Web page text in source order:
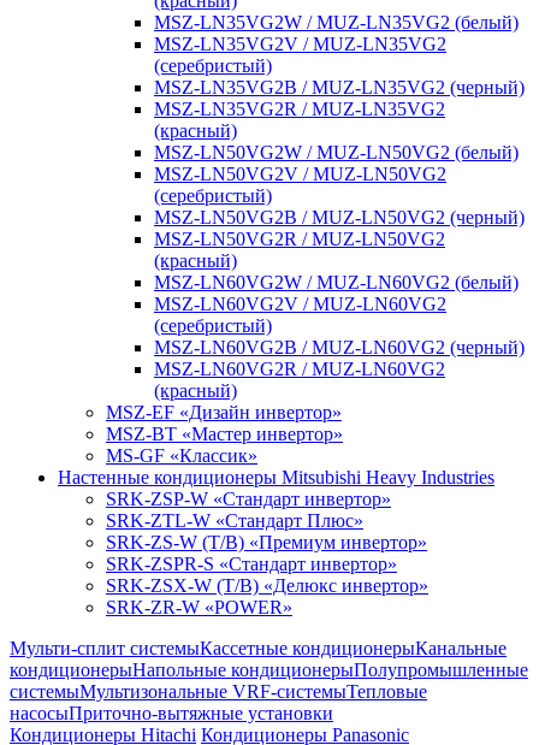
MSZ-LN35VG2W / MUZ-LN35VG2 (белый)
MSZ-LN35VG2V / MUZ-LN35VG2
(серебристый)
MSZ-LN35VG2B / MUZ-LN35VG2 (черный)
MSZ-LN35VG2R / MUZ-LN35VG2
(красный)
MSZ-LN50VG2W / MUZ-LN50VG2 (белый)
MSZ-LN50VG2V / MUZ-LN50VG2
(серебристый)
MSZ-LN50VG2B / MUZ-LN50VG2 (черный)
MSZ-LN50VG2R / MUZ-LN50VG2
(красный)
MSZ-LN60VG2W / MUZ-LN60VG2 (белый)
MSZ-LN60VG2V / MUZ-LN60VG2
(серебристый)
MSZ-LN60VG2B / MUZ-LN60VG2 (черный)
MSZ-LN60VG2R / MUZ-LN60VG2
(красный)
MSZ-EF «Дизайн инвертор»
MSZ-BT «Мастер инвертор»
MS-GF «Классик»
Настенные кондиционеры Mitsubishi Heavy Industries
SRK-ZSP-W «Стандарт инвертор»
SRK-ZTL-W «Стандарт Плюс»
SRK-ZS-W (T/B) «Премиум инвертор»
SRK-ZSPR-S «Стандарт инвертор»
SRK-ZSX-W (T/B) «Делюкс инвертор»
SRK-ZR-W «POWER»
Мульти-сплит системыКассетные кондиционерыКанальные
кондиционерыНапольные кондиционерыПолупромышленные
системыМультизональные VRF-системыТепловые
насосыПриточно-вытяжные установки
Кондиционеры Hitachi Кондиционеры Panasonic